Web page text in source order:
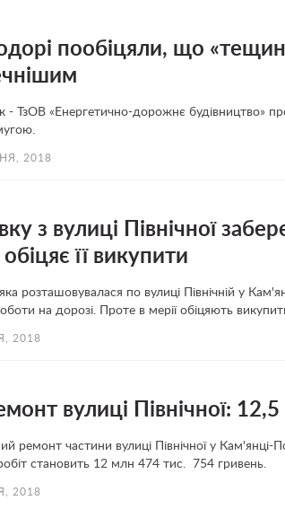
пообіцяли, що
- ТзОВ «Енергетично-дорожнє будівництво»
2018
з вулиці Північної
її викупити
яка розташовувалася по вулиці Північній у
на дорозі. Проте в мерії обіцяють
2018
вулиці Північної:
ремонт частини вулиці Північної у
становить 12 млн 474 тис. 754 гривень.
2018